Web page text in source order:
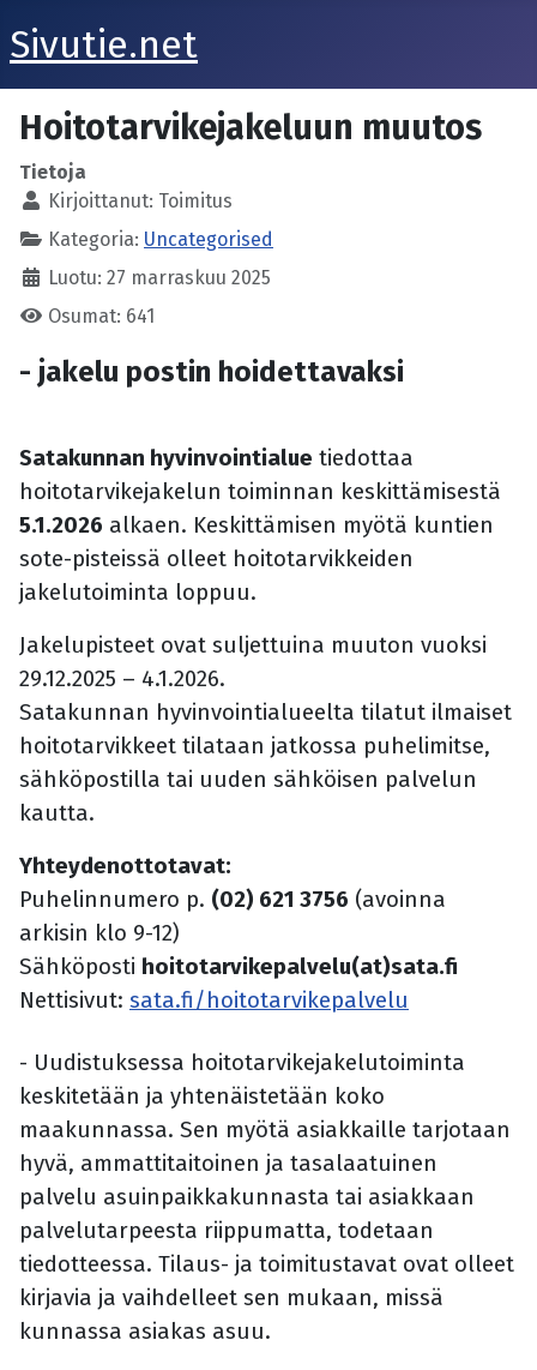
Sivutie.net
Hoitotarvikejakeluun muutos
Tietoja
Kirjoittanut: Toimitus
Kategoria: Uncategorised
Luotu: 27 marraskuu 2025
Osumat: 641
- jakelu postin hoidettavaksi
Satakunnan hyvinvointialue tiedottaa
hoitotarvikejakelun toiminnan keskittämisestä
5.1.2026 alkaen. Keskittämisen myötä kuntien
sote-pisteissä olleet hoitotarvikkeiden
jakelutoiminta loppuu.
Jakelupisteet ovat suljettuina muuton vuoksi
29.12.2025 – 4.1.2026.
Satakunnan hyvinvointialueelta tilatut ilmaiset
hoitotarvikkeet tilataan jatkossa puhelimitse,
sähköpostilla tai uuden sähköisen palvelun
kautta.
Yhteydenottotavat:
Puhelinnumero p. (02) 621 3756 (avoinna
arkisin klo 9-12)
Sähköposti hoitotarvikepalvelu(at)sata.fi
Nettisivut: sata.fi/hoitotarvikepalvelu
- Uudistuksessa hoitotarvikejakelutoiminta
keskitetään ja yhtenäistetään koko
maakunnassa. Sen myötä asiakkaille tarjotaan
hyvä, ammattitaitoinen ja tasalaatuinen
palvelu asuinpaikkakunnasta tai asiakkaan
palvelutarpeesta riippumatta, todetaan
tiedotteessa. Tilaus- ja toimitustavat ovat olleet
kirjavia ja vaihdelleet sen mukaan, missä
kunnassa asiakas asuu.